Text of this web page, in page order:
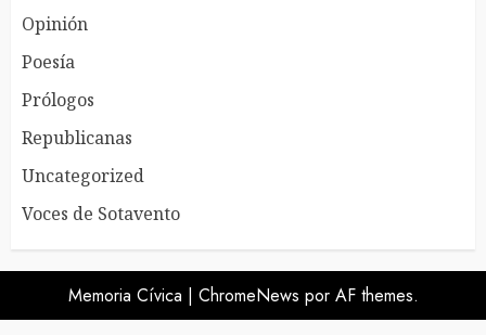
Opinión
Poesía
Prólogos
Republicanas
Uncategorized
Voces de Sotavento
Memoria Cívica | ChromeNews por AF themes.